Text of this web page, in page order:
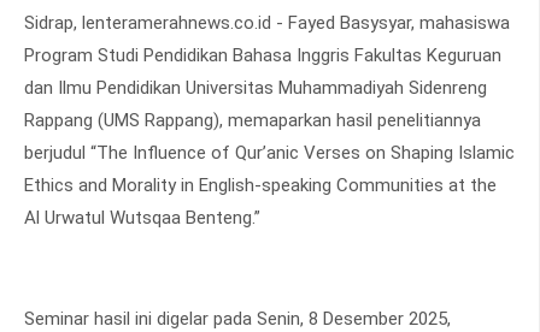
Sidrap, lenteramerahnews.co.id - Fayed Basysyar, mahasiswa
Program Studi Pendidikan Bahasa Inggris Fakultas Keguruan
dan Ilmu Pendidikan Universitas Muhammadiyah Sidenreng
Rappang (UMS Rappang), memaparkan hasil penelitiannya
berjudul “The Influence of Qur’anic Verses on Shaping Islamic
Ethics and Morality in English-speaking Communities at the
Al Urwatul Wutsqaa Benteng.”
Seminar hasil ini digelar pada Senin, 8 Desember 2025,